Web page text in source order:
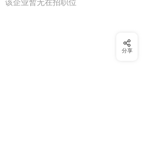
该企业暂无在招职位
分享